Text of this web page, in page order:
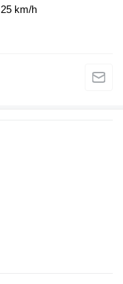
25 km/h